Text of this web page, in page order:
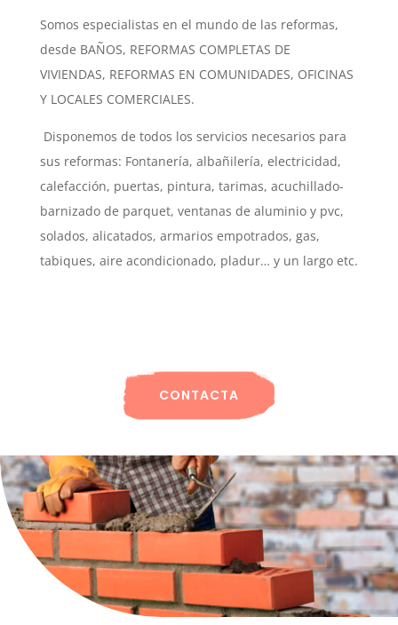
Somos especialistas en el mundo de las reformas,
desde BAÑOS, REFORMAS COMPLETAS DE
VIVIENDAS, REFORMAS EN COMUNIDADES, OFICINAS
Y LOCALES COMERCIALES.
Disponemos de todos los servicios necesarios para
sus reformas: Fontanería, albañilería, electricidad,
calefacción, puertas, pintura, tarimas, acuchillado-
barnizado de parquet, ventanas de aluminio y pvc,
solados, alicatados, armarios empotrados, gas,
tabiques, aire acondicionado, pladur… y un largo etc.
CONTACTA